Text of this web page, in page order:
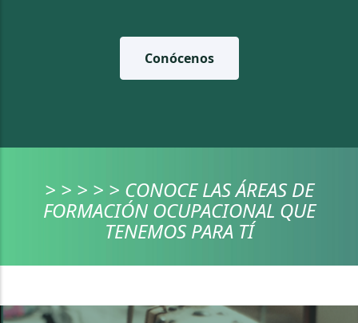
Conócenos
> > > > > CONOCE LAS ÁREAS DE
FORMACIÓN OCUPACIONAL QUE
TENEMOS PARA TÍ